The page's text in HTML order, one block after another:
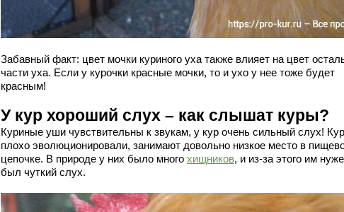
Забавный факт: цвет мочки куриного уха также влияет на цвет
части уха. Если у курочки красные мочки, то и ухо у нее тоже будет
красным!
У кур хороший слух – как слышат куры?
Куриные уши чувствительны к звукам, у кур очень сильный слух!
плохо эволюционировали, занимают довольно низкое место в
цепочке. В природе у них было много хищников, и из-за этого им
был чуткий слух.